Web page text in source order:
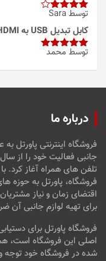
امتیاز4
از 5
توسط Sara
کابل تبدیل USB به HDMI مدل 3in1 HDTV 7562
امتیاز5از
توسط محمد
درباره ما
فروشگاه اینترنتی پاورتل
تلفن های همراه آغاز
فروشگاه، پاورتل به حوزه
اقتضای زمان و نیاز
برای تهیه لوازم جانبی آن
فروشگاه پاورتل برای
اصلی این فروشگاه است،
شده در فروشگاه خود توجه